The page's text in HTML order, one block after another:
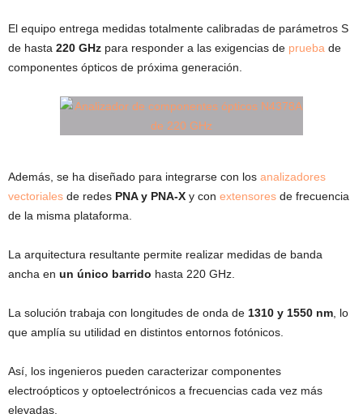
El equipo entrega medidas totalmente calibradas de parámetros S
de hasta 220 GHz para responder a las exigencias de prueba de
componentes ópticos de próxima generación.
Además, se ha diseñado para integrarse con los analizadores
vectoriales de redes PNA y PNA-X y con extensores de frecuencia
de la misma plataforma.
La arquitectura resultante permite realizar medidas de banda
ancha en un único barrido hasta 220 GHz.
La solución trabaja con longitudes de onda de 1310 y 1550 nm , lo
que amplía su utilidad en distintos entornos fotónicos.
Así, los ingenieros pueden caracterizar componentes
electroópticos y optoelectrónicos a frecuencias cada vez más
elevadas.